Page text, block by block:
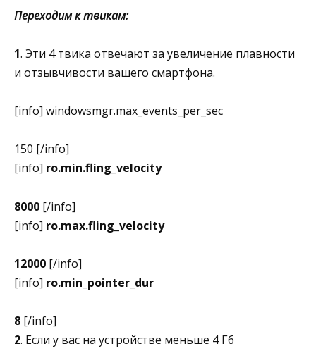
Переходим к твикам:
1. Эти 4 твика отвечают за увеличение плавности
и отзывчивости вашего смартфона.
[info] windowsmgr.max_events_per_sec
150 [/info]
[info] ro.min.fling_velocity
8000 [/info]
[info] ro.max.fling_velocity
12000 [/info]
[info] ro.min_pointer_dur
8 [/info]
2. Если у вас на устройстве меньше 4 Гб